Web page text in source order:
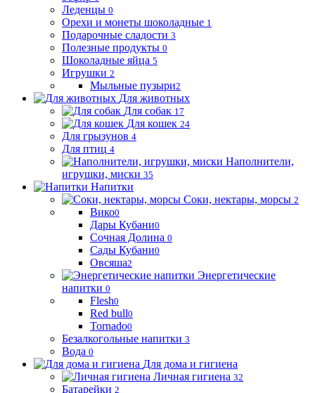
Леденцы 0
Орехи и монеты шоколадные 1
Подарочные сладости 3
Полезные продукты 0
Шоколадные яйца 5
Игрушки 2
Мыльные пузыри2
Для животных
Для собак 17
Для кошек 24
Для грызунов 4
Для птиц 4
Наполнители,
игрушки, миски 35
Напитки
Соки, нектары, морсы 2
Вико0
Дары Кубани0
Сочная Долина 0
Сады Кубани0
Овсяша2
Энергетические
напитки 0
Flesh0
Red bull0
Tornado0
Безалкогольные напитки 3
Вода 0
Для дома и гигиена
Личная гигиена 32
Батарейки 2